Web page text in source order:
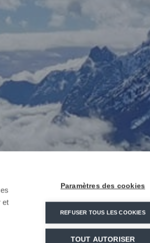
et
Paramètres des cookies
REFUSER TOUS LES COOKIES
TOUT AUTORISER